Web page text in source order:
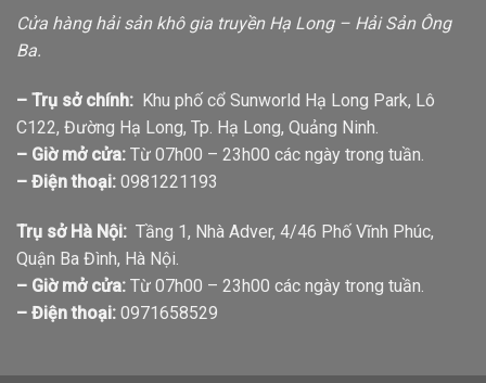
Cửa hàng hải sản khô gia truyền Hạ Long – Hải Sản Ông
Ba.
– Trụ sở chính: Khu phố cổ Sunworld Hạ Long Park, Lô
C122, Đường Hạ Long, Tp. Hạ Long, Quảng Ninh.
– Giờ mở cửa: Từ 07h00 – 23h00 các ngày trong tuần.
– Điện thoại: 0981221193
Trụ sở Hà Nội: Tầng 1, Nhà Adver, 4/46 Phố Vĩnh Phúc,
Quận Ba Đình, Hà Nội.
– Giờ mở cửa: Từ 07h00 – 23h00 các ngày trong tuần.
– Điện thoại: 0971658529